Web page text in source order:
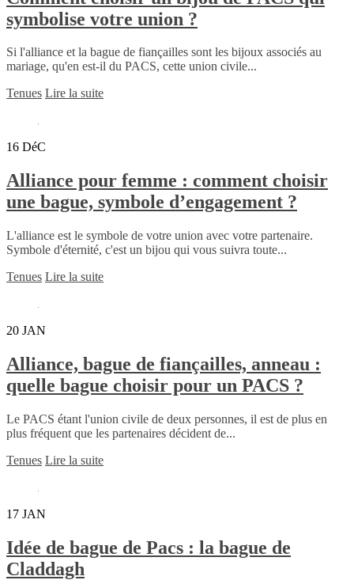
symbolise votre union ?
Si l'alliance et la bague de fiançailles sont les bijoux associés au
mariage, qu'en est-il du PACS, cette union civile...
Tenues Lire la suite
16 DéC
Alliance pour femme : comment choisir
une bague, symbole d’engagement ?
L'alliance est le symbole de votre union avec votre partenaire.
Symbole d'éternité, c'est un bijou qui vous suivra toute...
Tenues Lire la suite
20 JAN
Alliance, bague de fiançailles, anneau :
quelle bague choisir pour un PACS ?
Le PACS étant l'union civile de deux personnes, il est de plus en
plus fréquent que les partenaires décident de...
Tenues Lire la suite
17 JAN
Idée de bague de Pacs : la bague de
Claddagh